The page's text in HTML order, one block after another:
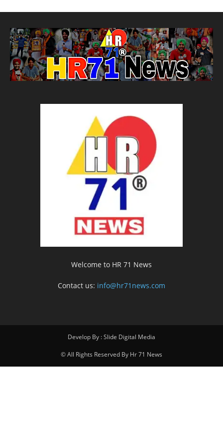
Welcome to HR 71 News
Contact us: info@hr71news.com
Develop By : Slide Digital Media
© All Rights Reserved By Hr 71 News